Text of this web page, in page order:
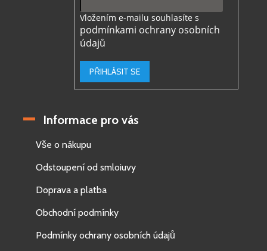
Vložením e-mailu souhlasíte s
podmínkami ochrany osobních
údajů
PŘIHLÁSIT SE
Informace pro vás
Vše o nákupu
Odstoupení od smloiuvy
Doprava a platba
Obchodní podmínky
Podmínky ochrany osobních údajů